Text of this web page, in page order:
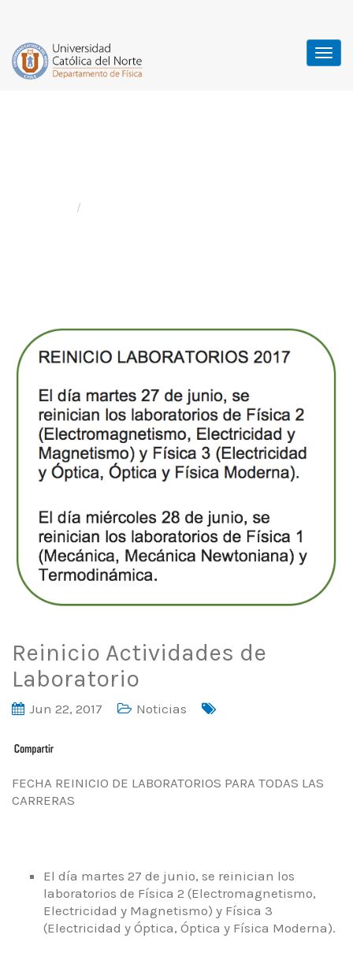
Reinicio Actividades de
Laboratorio
Jun 22, 2017 Noticias
FECHA REINICIO DE LABORATORIOS PARA TODAS LAS
CARRERAS
El día martes 27 de junio, se reinician los
laboratorios de Física 2 (Electromagnetismo,
Electricidad y Magnetismo) y Física 3
(Electricidad y Óptica, Óptica y Física Moderna).